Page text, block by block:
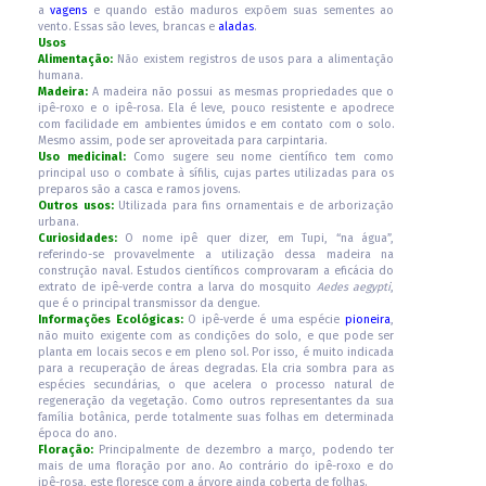
avagens e quando estão maduros expõem suas sementes ao
vento. Essas são leves, brancas e aladas.
Usos
Alimentação: Não existem registros de usos para a alimentação
humana.
Madeira:A madeira não possui as mesmas propriedades que o
ipê-roxo e o ipê-rosa. Ela é leve, pouco resistente e apodrece
com facilidade em ambientes úmidos e em contato com o solo.
Mesmo assim, pode ser aproveitada para carpintaria.
Uso medicinal: Como sugere seu nome científico tem como
principal uso o combate à sífilis, cujas partes utilizadas para os
preparos são a casca e ramos jovens.
Outros usos:Utilizada para fins ornamentais e de arborização
urbana.
Curiosidades: O nome ipê quer dizer, em Tupi, “na água”,
referindo-se provavelmente a utilização dessa madeira na
construção naval. Estudos científicos comprovaram a eficácia do
extrato de ipê-verde contra a larva do mosquito Aedes aegypti,
que é o principal transmissor da dengue.
Informações Ecológicas:O ipê-verde é uma espéciepioneira,
não muito exigente com as condições do solo, e que pode ser
planta em locais secos e em pleno sol. Por isso, é muito indicada
para a recuperação de áreas degradas. Ela cria sombra para as
espécies secundárias, o que acelera o processo natural de
regeneração da vegetação. Como outros representantes da sua
família botânica, perde totalmente suas folhas em determinada
época do ano.
Floração: Principalmente de dezembro a março, podendo ter
mais de uma floração por ano. Ao contrário do ipê-roxo e do
ipê-rosa, este floresce com a árvore ainda coberta de folhas.